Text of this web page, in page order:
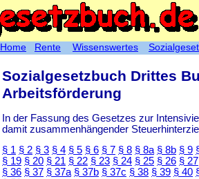
Sozialgesetzbuch Drittes
Arbeitsförderung
In der Fassung des Gesetzes zur
damit zusammenhängender
§ 1 § 2 § 3 § 4 § 5 § 6 § 7 § 8 § 8a § 8b § 9
§ 19 § 20 § 21 § 22 § 23 § 24 § 25 § 26 § 27
§ 36 § 37 § 37a § 37b § 37c § 38 § 39 § 40
Home Rente Wissenswertes